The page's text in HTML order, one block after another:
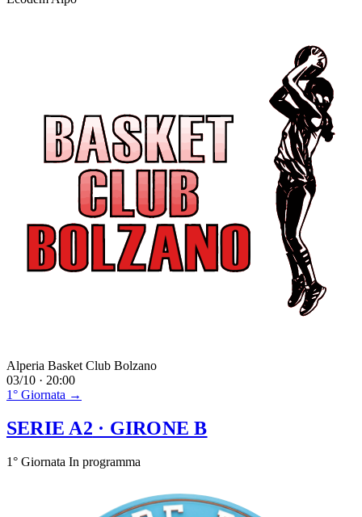
Alperia Basket Club Bolzano
03/10 · 20:00
1° Giornata →
SERIE A2 · GIRONE B
1° Giornata In programma